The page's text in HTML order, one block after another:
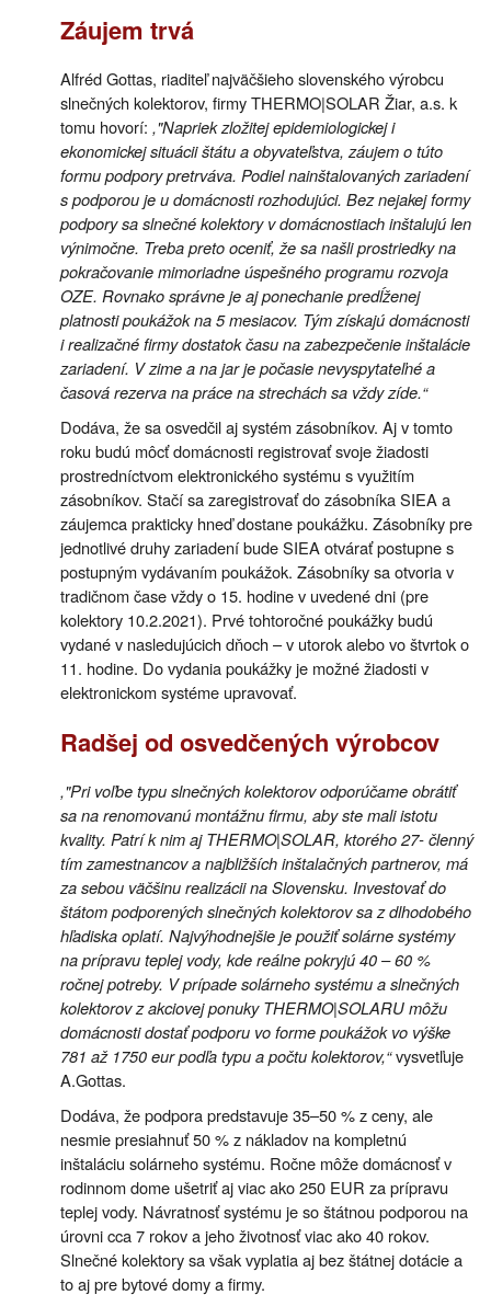
Záujem trvá
Alfréd Gottas, riaditeľ najväčšieho slovenského výrobcu
slnečných kolektorov, firmy THERMO|SOLAR Žiar, a.s. k
tomu hovorí: ,"Napriek zložitej epidemiologickej i
ekonomickej situácii štátu a obyvateľstva, záujem o túto
formu podpory pretrváva. Podiel nainštalovaných zariadení
s podporou je u domácnosti rozhodujúci. Bez nejakej formy
podpory sa slnečné kolektory v domácnostiach inštalujú len
výnimočne. Treba preto oceniť, že sa našli prostriedky na
pokračovanie mimoriadne úspešného programu rozvoja
OZE. Rovnako správne je aj ponechanie predĺženej
platnosti poukážok na 5 mesiacov. Tým získajú domácnosti
i realizačné firmy dostatok času na zabezpečenie inštalácie
zariadení. V zime a na jar je počasie nevyspytateľné a
časová rezerva na práce na strechách sa vždy zíde.“
Dodáva, že sa osvedčil aj systém zásobníkov. Aj v tomto
roku budú môcť domácnosti registrovať svoje žiadosti
prostredníctvom elektronického systému s využitím
zásobníkov. Stačí sa zaregistrovať do zásobníka SIEA a
záujemca prakticky hneď dostane poukážku. Zásobníky pre
jednotlivé druhy zariadení bude SIEA otvárať postupne s
postupným vydávaním poukážok. Zásobníky sa otvoria v
tradičnom čase vždy o 15. hodine v uvedené dni (pre
kolektory 10.2.2021). Prvé tohtoročné poukážky budú
vydané v nasledujúcich dňoch – v utorok alebo vo štvrtok o
11. hodine. Do vydania poukážky je možné žiadosti v
elektronickom systéme upravovať.
Radšej od osvedčených výrobcov
,"Pri voľbe typu slnečných kolektorov odporúčame obrátiť
sa na renomovanú montážnu firmu, aby ste mali istotu
kvality. Patrí k nim aj THERMO|SOLAR, ktorého 27- členný
tím zamestnancov a najbližších inštalačných partnerov, má
za sebou väčšinu realizácii na Slovensku. Investovať do
štátom podporených slnečných kolektorov sa z dlhodobého
hľadiska oplatí. Najvýhodnejšie je použiť solárne systémy
na prípravu teplej vody, kde reálne pokryjú 40 – 60 %
ročnej potreby. V prípade solárneho systému a slnečných
kolektorov z akciovej ponuky THERMO|SOLARU môžu
domácnosti dostať podporu vo forme poukážok vo výške
781 až 1750 eur podľa typu a počtu kolektorov,“vysvetľuje
A.Gottas.
Dodáva, že podpora predstavuje 35–50 % z ceny, ale
nesmie presiahnuť 50 % z nákladov na kompletnú
inštaláciu solárneho systému. Ročne môže domácnosť v
rodinnom dome ušetriť aj viac ako 250 EUR za prípravu
teplej vody. Návratnosť systému je so štátnou podporou na
úrovni cca 7 rokov a jeho životnosť viac ako 40 rokov.
Slnečné kolektory sa však vyplatia aj bez štátnej dotácie a
to aj pre bytové domy a firmy.